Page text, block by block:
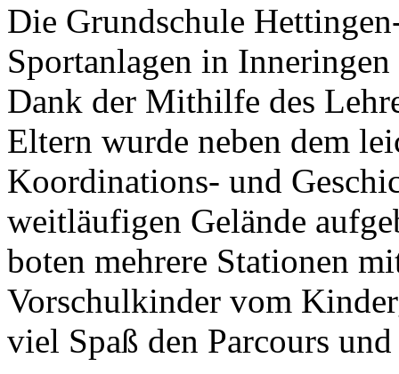
Die Grundschule
Sportanlagen in
Dank der Mithilfe des
Eltern wurde neben dem
Koordinations- und
weitläufigen Gelände
boten mehrere Stationen
Vorschulkinder vom
viel Spaß den Parcours